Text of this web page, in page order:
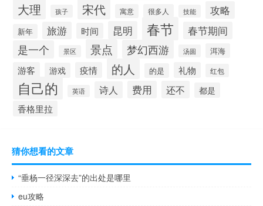
大理 孩子 宋代 寓意 很多人 技能 攻略
新年 旅游 时间 昆明 春节 春节期间
是一个 景区 景点 梦幻西游 汤圆 洱海
游客 游戏 疫情 的人 的是 礼物 红包
自己的 英语 诗人 费用 还不 都是
香格里拉
猜你想看的文章
“垂杨一径深深去”的出处是哪里
eu攻略